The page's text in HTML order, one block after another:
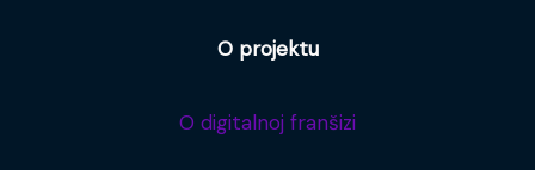
O projektu
O digitalnoj franšizi